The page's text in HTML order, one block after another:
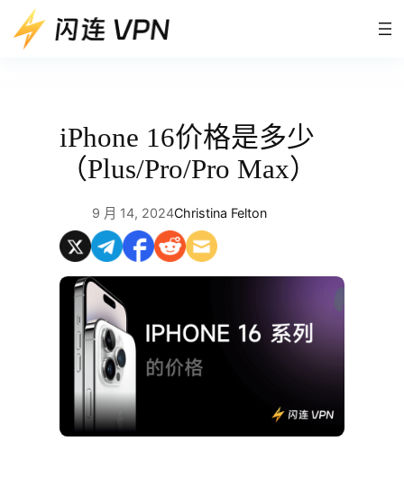
至
iPhone 16价格是多少
（Plus/Pro/Pro Max）
9 月 14, 2024Christina Felton